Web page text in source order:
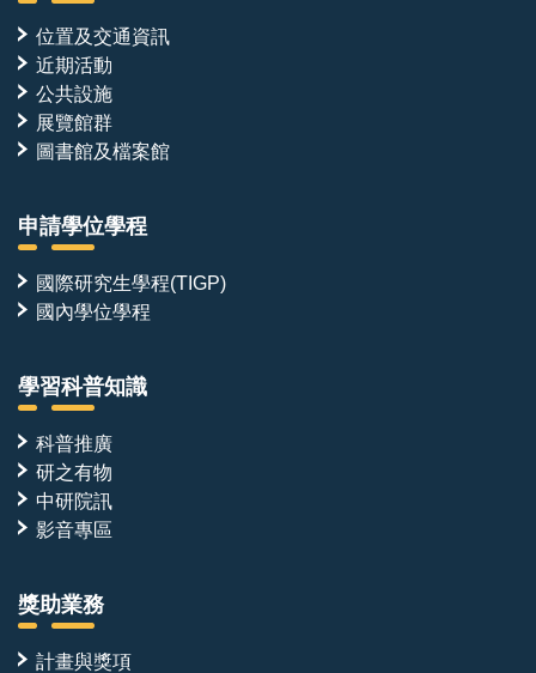
位置及交通資訊
近期活動
公共設施
展覽館群
圖書館及檔案館
申請學位學程
國際研究生學程(TIGP)
國內學位學程
學習科普知識
科普推廣
研之有物
中研院訊
影音專區
獎助業務
計畫與獎項